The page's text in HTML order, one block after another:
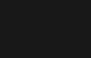
OP PINTEREST